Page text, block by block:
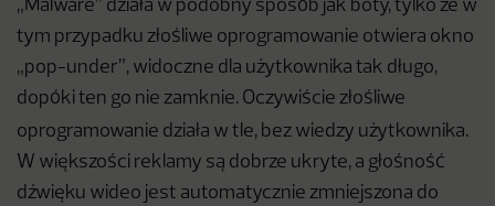
„Malware” działa w podobny sposób jak boty, tylko że w
tym przypadku złośliwe oprogramowanie otwiera okno
„pop-under”, widoczne dla użytkownika tak długo,
dopóki ten go nie zamknie. Oczywiście złośliwe
oprogramowanie działa w tle, bez wiedzy użytkownika.
W większości reklamy są dobrze ukryte, a głośność
dźwięku wideo jest automatycznie zmniejszona do